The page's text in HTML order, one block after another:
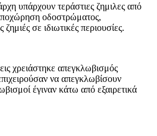
υπάρχουν τεράστιες ζημιλες από
οδοστρώματος,
ζημιές σε ιδιωτικές περιουσίες.
χρειάστηκε απεγκλωβισμός
να απεγκλωβίσουν
έγιναν κάτω από εξαιρετικά